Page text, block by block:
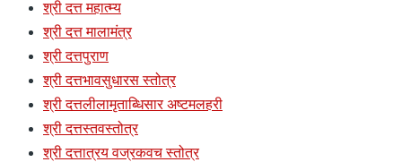
श्री दत्त महात्म्य
श्री दत्त मालामंत्र
श्री दत्तपुराण
श्री दत्तभावसुधारस स्तोत्र
श्री दत्तलीलामृताब्धिसार अष्टमलहरी
श्री दत्तस्तवस्तोत्र
श्री दत्तात्रय वज्रकवच स्तोत्र